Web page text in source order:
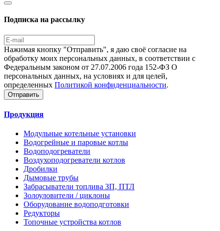
Подписка на рассылку
Нажимая кнопку "Отправить", я даю своё согласие на
обработку моих персональных данных, в соответствии с
Федеральным законом от 27.07.2006 года 152-ФЗ О
персональных данных, на условиях и для целей,
определенных Политикой конфиденциальности.
Отправить
Продукция
Модульные котельные установки
Водогрейные и паровые котлы
Водоподогреватели
Воздухоподогреватели котлов
Дробилки
Дымовые трубы
Забрасыватели топлива ЗП, ПТЛ
Золоуловители / циклоны
Оборудование водоподготовки
Редукторы
Топочные устройства котлов